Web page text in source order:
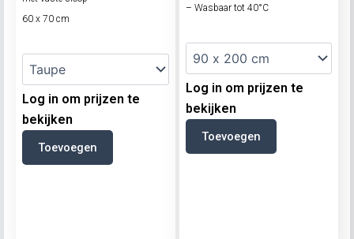
60 x 70 cm
Log in om prijzen te
bekijken
Toevoegen
– Wasbaar tot 40°C
Log in om prijzen te
bekijken
Toevoegen